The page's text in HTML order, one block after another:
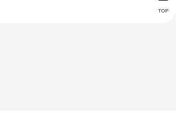
TOP